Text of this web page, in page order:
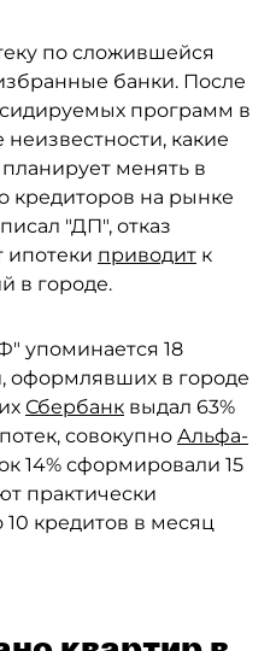
по сложившейся
банки. После
программ в
какие
менять в
кредиторов на рынке
"ДП", отказ
ипотеки приводит к
в городе.
упоминается 18
оформлявших в городе
Сбербанк выдал 63%
совокупно Альфа-
14% сформировали 15
практически
кредитов в месяц